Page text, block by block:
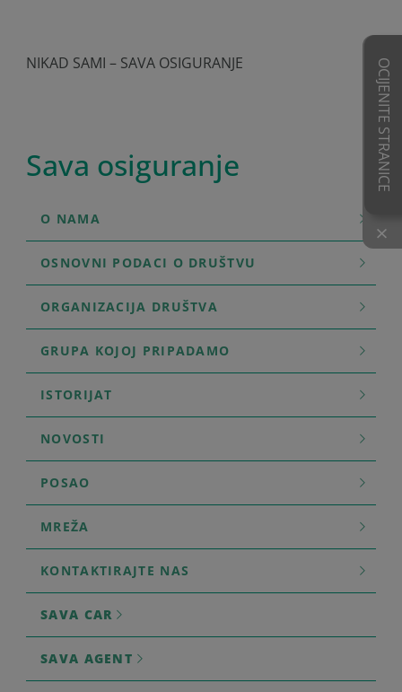
NIKAD SAMI – SAVA OSIGURANJE
Sava osiguranje
O NAMA
OSNOVNI PODACI O DRUŠTVU
ORGANIZACIJA DRUŠTVA
GRUPA KOJOJ PRIPADAMO
ISTORIJAT
NOVOSTI
POSAO
MREŽA
KONTAKTIRAJTE NAS
SAVA CAR
SAVA AGENT
×
OCIJENITE STRANICE